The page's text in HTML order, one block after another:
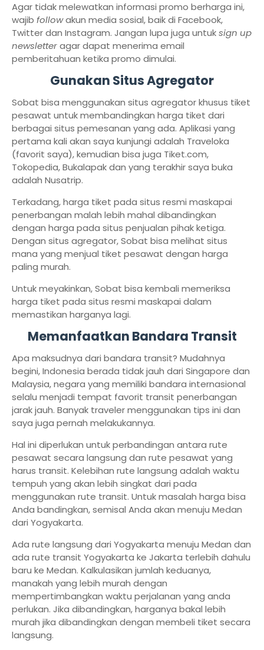
Agar tidak melewatkan informasi promo berharga ini,
wajib followakun media sosial, baik di Facebook,
Twitter dan Instagram. Jangan lupa juga untuksign up
newsletteragar dapat menerima email
pemberitahuan ketika promo dimulai.
Gunakan Situs Agregator
Sobat bisa menggunakan situs agregator khusus tiket
pesawat untuk membandingkan harga tiket dari
berbagai situs pemesanan yang ada. Aplikasi yang
pertama kali akan saya kunjungi adalah Traveloka
(favorit saya), kemudian bisa juga Tiket.com,
Tokopedia, Bukalapak dan yang terakhir saya buka
adalah Nusatrip.
Terkadang, harga tiket pada situs resmi maskapai
penerbangan malah lebih mahal dibandingkan
dengan harga pada situs penjualan pihak ketiga.
Dengan situs agregator, Sobat bisa melihat situs
mana yang menjual tiket pesawat dengan harga
paling murah.
Untuk meyakinkan, Sobat bisa kembali memeriksa
harga tiket pada situs resmi maskapai dalam
memastikan harganya lagi.
Memanfaatkan Bandara Transit
Apa maksudnya dari bandara transit? Mudahnya
begini, Indonesia berada tidak jauh dari Singapore dan
Malaysia, negara yang memiliki bandara internasional
selalu menjadi tempat favorit transit penerbangan
jarak jauh. Banyak traveler menggunakan tips ini dan
saya juga pernah melakukannya.
Hal ini diperlukan untuk perbandingan antara rute
pesawat secara langsung dan rute pesawat yang
harus transit. Kelebihan rute langsung adalah waktu
tempuh yang akan lebih singkat dari pada
menggunakan rute transit. Untuk masalah harga bisa
Anda bandingkan, semisal Anda akan menuju Medan
dari Yogyakarta.
Ada rute langsung dari Yogyakarta menuju Medan dan
ada rute transit Yogyakarta ke Jakarta terlebih dahulu
baru ke Medan. Kalkulasikan jumlah keduanya,
manakah yang lebih murah dengan
mempertimbangkan waktu perjalanan yang anda
perlukan. Jika dibandingkan, harganya bakal lebih
murah jika dibandingkan dengan membeli tiket secara
langsung.